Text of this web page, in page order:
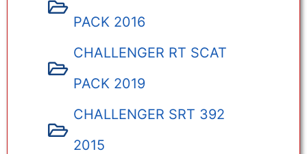
PACK 2016
CHALLENGER RT SCAT
PACK 2019
CHALLENGER SRT 392
2015